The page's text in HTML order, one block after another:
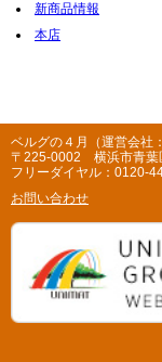
新商品情報
本店
ベルグの４月（運営会社
〒225-0002 横浜市青葉
フリーダイヤル：0120-
お問い合わせ